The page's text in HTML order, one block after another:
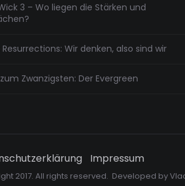
3 – Wo liegen die Stärken und
Resurrections: Wir denken, also sind wir
Zwanzigsten: Der Evergreen
Impressum
2017. All rights reserved. Developed by